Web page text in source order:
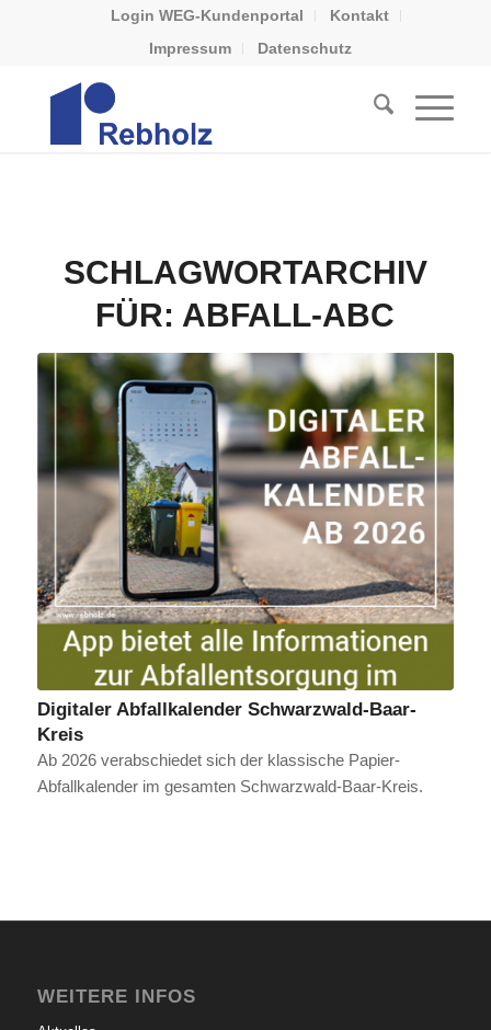
Login WEG-Kundenportal
Kontakt
Impressum
Datenschutz
SCHLAGWORTARCHIV
FÜR: ABFALL-ABC
Digitaler Abfallkalender Schwarzwald-Baar-
Kreis
Ab 2026 verabschiedet sich der klassische Papier-
Abfallkalender im gesamten Schwarzwald-Baar-Kreis.
WEITERE INFOS